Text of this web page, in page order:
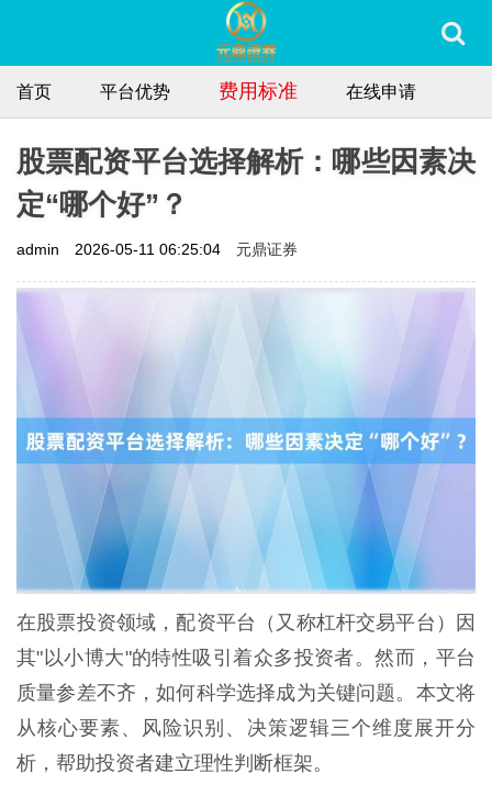
首页 平台优势 费用标准 在线申请
股票配资平台选择解析：哪些因素决
定“哪个好”？
admin 2026-05-11 06:25:04 元鼎证券
在股票投资领域，配资平台（又称杠杆交易平台）因
其"以小博大"的特性吸引着众多投资者。然而，平台
质量参差不齐，如何科学选择成为关键问题。本文将
从核心要素、风险识别、决策逻辑三个维度展开分
析，帮助投资者建立理性判断框架。